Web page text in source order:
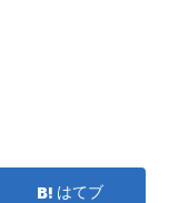
はてブ